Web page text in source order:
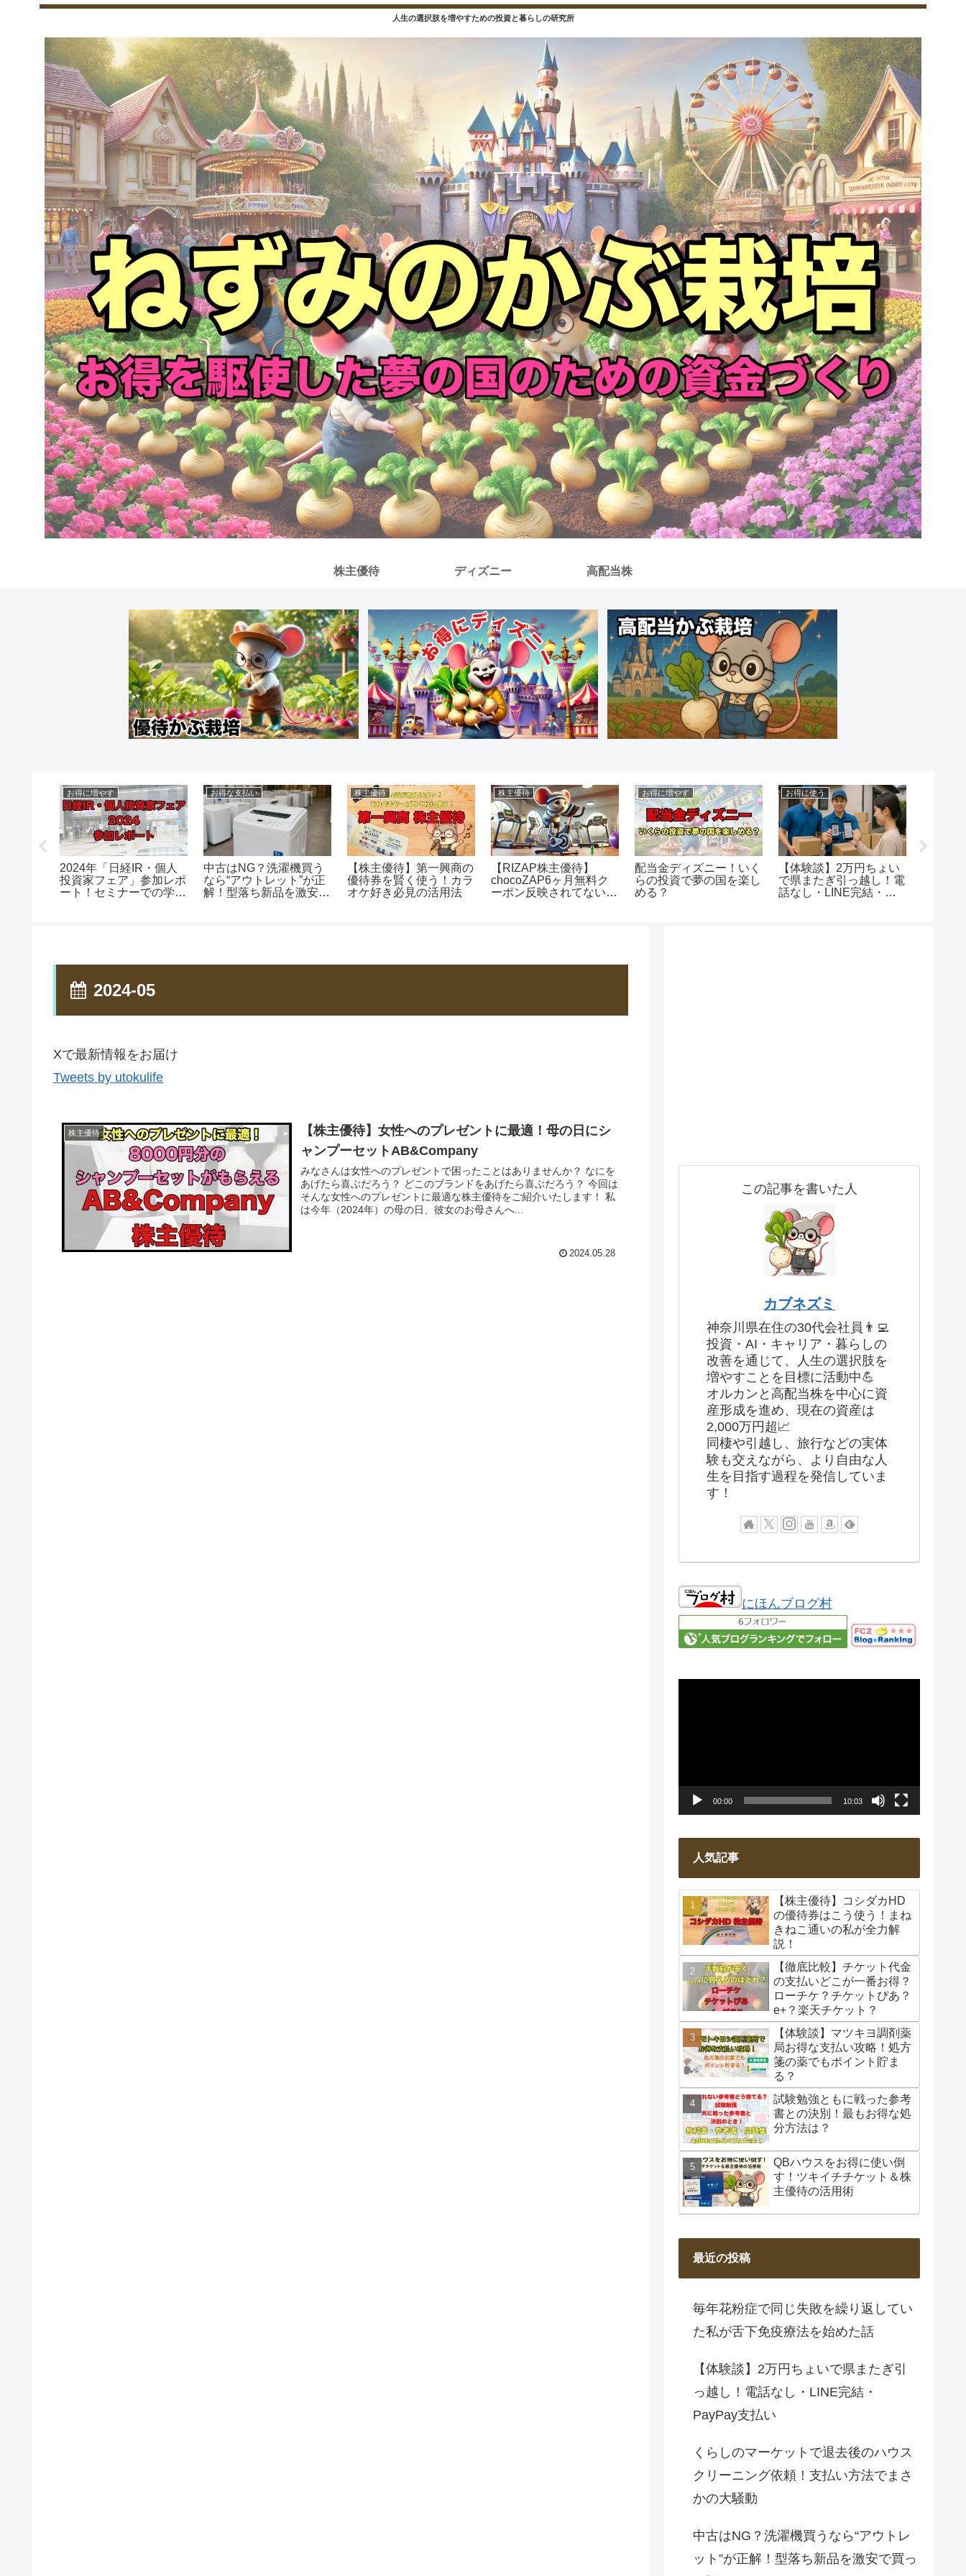
人生の選択肢を増やすための投資と暮らしの研究所
株主優待 ディズニー 高配当株
洗濯機買う
レット”が正
新品を激安で
株主優待
【株主優待】第一興商の
優待券を賢く使う！カラ
オケ好き必見の活用法
株主優待
【RIZAP株主優待】
chocoZAP6ヶ月無料ク
ーポン反映されてない？
お得に増やす
配当金ディズニー！いく
らの投資で夢の国を楽し
める？
お得に使う
【体験談】2万円ちょい
で県またぎ引っ越し！電
話なし・LINE完結・
投資
2024年7月投資売買結果
報告 新たに買った3銘柄
健康
毎年花粉症で同じ失敗を
繰り返していた私が舌下
免疫療法を始めた話
2024-05
Xで最新情報をお届け
Tweets by utokulife
株主優待
【株主優待】女性へのプレゼントに最適！母の日にシ
ャンプーセットAB&Company
みなさんは女性へのプレゼントで困ったことはありませんか？ なにを
あげたら喜ぶだろう？ どこのブランドをあげたら喜ぶだろう？ 今回は
そんな女性へのプレゼントに最適な株主優待をご紹介いたします！ 私
は今年（2024年）の母の日、彼女のお母さんへ...
2024.05.28
この記事を書いた人
カブネズミ
神奈川県在住の30代会社員👨‍💻
投資・AI・キャリア・暮らしの
改善を通じて、人生の選択肢を
増やすことを目標に活動中💪
オルカンと高配当株を中心に資
産形成を進め、現在の資産は
2,000万円超📈
同棲や引越し、旅行などの実体
験も交えながら、より自由な人
生を目指す過程を発信していま
す！
にほんブログ村
00:00 10:03
人気記事
【株主優待】コシダカHD
の優待券はこう使う！まね
きねこ通いの私が全力解
説！
【徹底比較】チケット代金
の支払いどこが一番お得？
ローチケ？チケットぴあ？
e+？楽天チケット？
【体験談】マツキヨ調剤薬
局お得な支払い攻略！処方
箋の薬でもポイント貯ま
る？
試験勉強ともに戦った参考
書との決別！最もお得な処
分方法は？
QBハウスをお得に使い倒
す！ツキイチチケット＆株
主優待の活用術
最近の投稿
毎年花粉症で同じ失敗を繰り返してい
た私が舌下免疫療法を始めた話
【体験談】2万円ちょいで県またぎ引
っ越し！電話なし・LINE完結・
PayPay支払い
くらしのマーケットで退去後のハウス
クリーニング依頼！支払い方法でまさ
かの大騒動
中古はNG？洗濯機買うなら“アウトレ
ット”が正解！型落ち新品を激安で買っ